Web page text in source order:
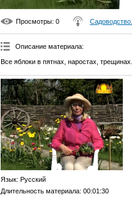
Просмотры: 0
Описание материала:
Все яблоки в пятнах, наростах,
Язык: Русский
Длительность материала: 00:01:30